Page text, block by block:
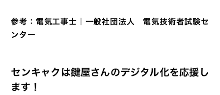
参考： 電気工事士｜一般社団法人 電気技術者試験セ
ンター
センキャクは鍵屋さんのデジタル化を応援し
ます！